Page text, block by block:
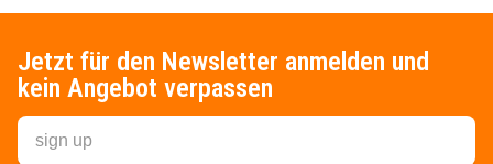
Jetzt für den Newsletter anmelden und
kein Angebot verpassen